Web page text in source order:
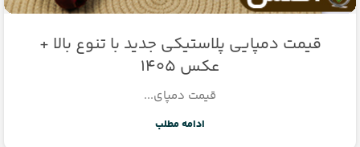
قیمت دمپایی پلاستیکی جدید با تنوع بالا +
عکس 1405
قیمت دمپای...
ادامه مطلب